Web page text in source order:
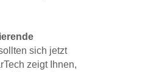
sich jetzt
zeigt Ihnen,